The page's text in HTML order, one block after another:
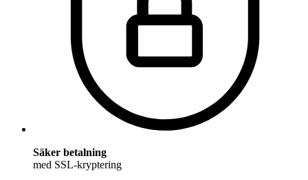
Säker betalning
med SSL-kryptering